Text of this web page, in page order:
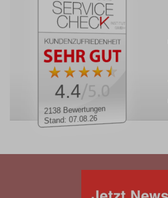
2138 Bewertungen
Stand: 07.08.26
4.4/5.0